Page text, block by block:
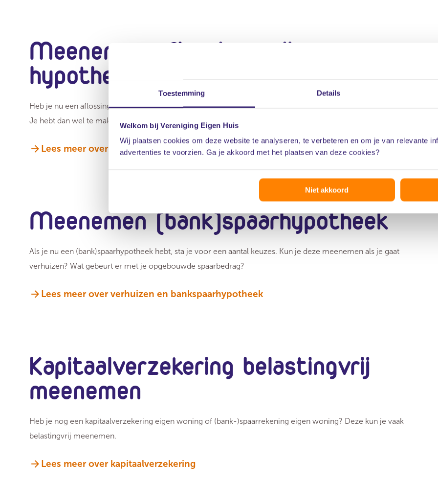
Toestemming Details
Welkom bij Vereniging Eigen Huis
Wij plaatsen cookies om deze website te analyseren, te verbeteren en om je van relevante
advertenties te voorzien. Ga je akkoord met het plaatsen van deze cookies?
Niet akkoord
Meenemen aflossingsvrije
hypotheek
Heb je nu een aflossingsvrije hypotheek? Dan kun je ook voor je volgende huis weer zo'n hypotheek afsluiten.
Je hebt dan wel te maken met een aantal regels en voorwaarden.
Lees meer over aflossingsvrije hypotheek
Meenemen (bank)spaarhypotheek
Als je nu een (bank)spaarhypotheek hebt, sta je voor een aantal keuzes. Kun je deze meenemen als je gaat
verhuizen? Wat gebeurt er met je opgebouwde spaarbedrag?
Lees meer over verhuizen en bankspaarhypotheek
Kapitaalverzekering belastingvrij
meenemen
Heb je nog een kapitaalverzekering eigen woning of (bank-)spaarrekening eigen woning? Deze kun je vaak
belastingvrij meenemen.
Lees meer over kapitaalverzekering